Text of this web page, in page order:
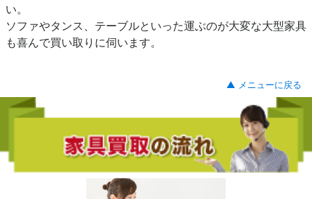
い。
ソファやタンス、テーブルといった運ぶのが大変な大型家具
も喜んで買い取りに伺います。
▲ メニューに戻る